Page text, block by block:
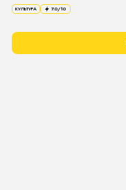
КУЛЬТУРА 7.0/10